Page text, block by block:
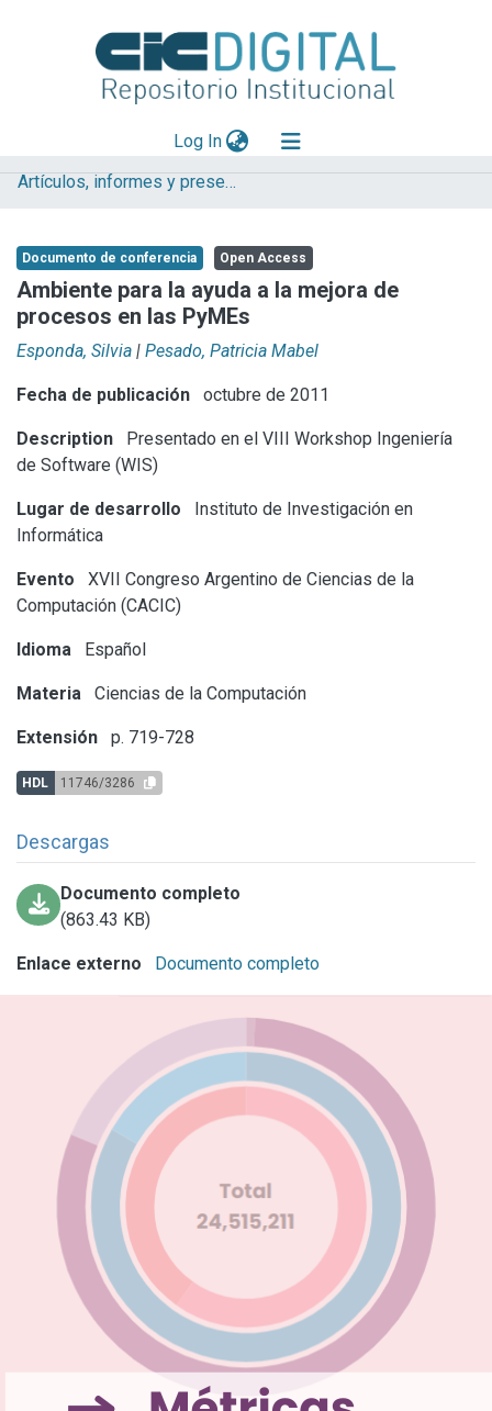
Log In(current)
Explorar
Aportar material
Statistics
Artículos, informes y presentaciones en Congresos
Documento de conferencia Open Access
Ambiente para la ayuda a la mejora de
procesos en las PyMEs
Esponda, Silvia | Pesado, Patricia Mabel
Fecha de publicación octubre de 2011
Description
Presentado en el VIII Workshop Ingeniería
de Software (WIS)
Lugar de desarrollo
Instituto de Investigación en
Informática
Evento
XVII Congreso Argentino de Ciencias de la
Computación (CACIC)
Idioma Español
Materia Ciencias de la Computación
Extensión p. 719-728
HDL 11746/3286
Descargas
Documento completo
(863.43 KB)
Enlace externo Documento completo